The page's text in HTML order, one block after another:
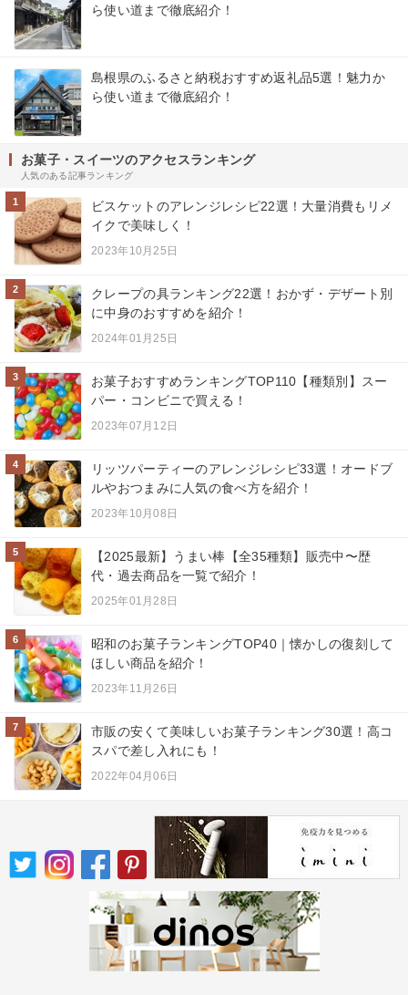
ら使い道まで徹底紹介！
島根県のふるさと納税おすすめ返礼品5選！魅力か
ら使い道まで徹底紹介！
お菓子・スイーツのアクセスランキング
人気のある記事ランキング
1
ビスケットのアレンジレシピ22選！大量消費もリメ
イクで美味しく！
2023年10月25日
2
クレープの具ランキング22選！おかず・デザート別
に中身のおすすめを紹介！
2024年01月25日
3
お菓子おすすめランキングTOP110【種類別】スー
パー・コンビニで買える！
2023年07月12日
4
リッツパーティーのアレンジレシピ33選！オードブ
ルやおつまみに人気の食べ方を紹介！
2023年10月08日
5
【2025最新】うまい棒【全35種類】販売中〜歴
代・過去商品を一覧で紹介！
2025年01月28日
6
昭和のお菓子ランキングTOP40｜懐かしの復刻して
ほしい商品を紹介！
2023年11月26日
7
市販の安くて美味しいお菓子ランキング30選！高コ
スパで差し入れにも！
2022年04月06日